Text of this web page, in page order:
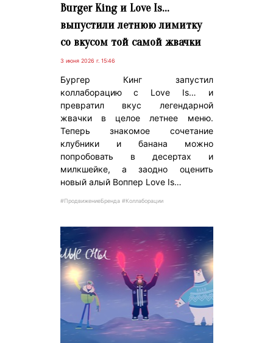
Burger King и Love Is…
выпустили летнюю лимитку
со вкусом той самой жвачки
3 июня 2026 г. 15:46
Бургер Кинг запустил
коллаборацию с Love Is… и
превратил вкус легендарной
жвачки в целое летнее меню.
Теперь знакомое сочетание
клубники и банана можно
попробовать в десертах и
милкшейке, а заодно оценить
новый алый Воппер Love Is…
#ПродвижениеБренда #Коллаборации